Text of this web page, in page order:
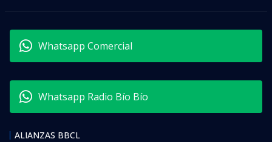
Whatsapp Comercial
Whatsapp Radio Bío Bío
ALIANZAS BBCL